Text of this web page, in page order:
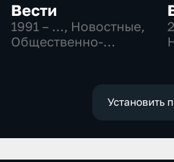
Вести
1991 – …, Новостные,
Общественно-
Установить